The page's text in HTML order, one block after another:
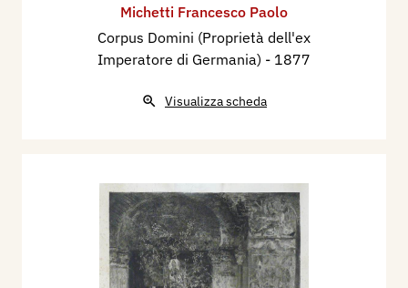
Michetti Francesco Paolo
Corpus Domini (Proprietà dell'ex
Imperatore di Germania) - 1877
Visualizza scheda